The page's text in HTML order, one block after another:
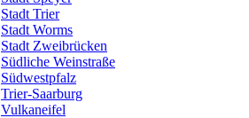
Stadt Trier
Stadt Worms
Stadt Zweibrücken
Südliche Weinstraße
Südwestpfalz
Trier-Saarburg
Vulkaneifel